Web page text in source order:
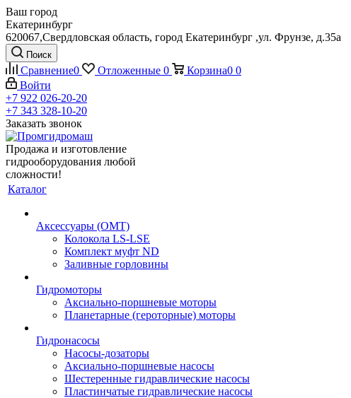
Ваш город
Екатеринбург
620067,Свердловская область, город Екатеринбург ,ул. Фрунзе, д.35а
Поиск
Сравнение0 Отложенные 0 Корзина0 0
Войти
+7 922 026-20-20
+7 343 328-10-20
Заказать звонок
Продажа и изготовление
гидрооборудования любой
сложности!
Каталог
Аксессуары (OMT)
Колокола LS-LSE
Комплект муфт ND
Заливные горловины
Гидромоторы
Аксиально-поршневые моторы
Планетарные (героторные) моторы
Гидронасосы
Насосы-дозаторы
Аксиально-поршневые насосы
Шестеренные гидравлические насосы
Пластинчатые гидравлические насосы